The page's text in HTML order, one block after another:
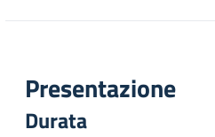
Presentazione
Durata